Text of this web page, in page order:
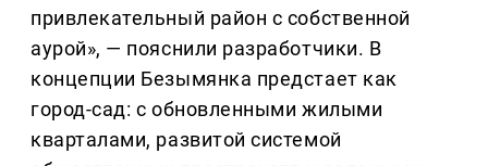
привлекательный район с собственной
аурой», — пояснили разработчики. В
концепции Безымянка предстает как
город-сад: с обновленными жилыми
кварталами, развитой системой